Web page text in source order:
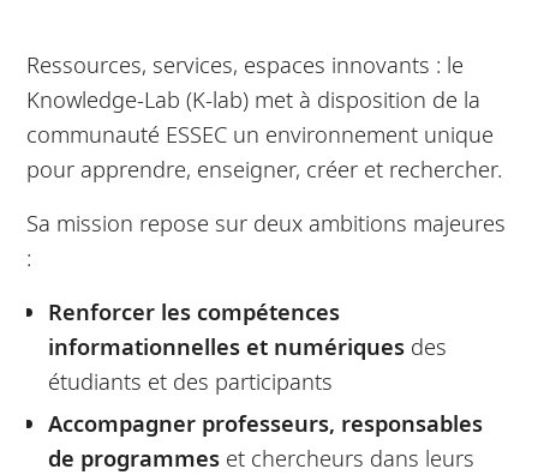
Ressources, services, espaces innovants : le
Knowledge-Lab (K-lab) met à disposition de la
communauté ESSEC un environnement unique
pour apprendre, enseigner, créer et rechercher.
Sa mission repose sur deux ambitions majeures
:
Renforcer les compétences
informationnelles et numériquesdes
étudiants et des participants
Accompagner professeurs, responsables
de programmeset chercheurs dans leurs